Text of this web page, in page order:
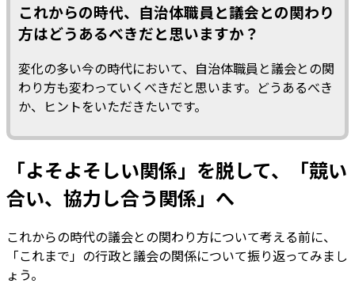
これからの時代、自治体職員と議会との関わり
方はどうあるべきだと思いますか？
変化の多い今の時代において、自治体職員と議会との関
わり方も変わっていくべきだと思います。どうあるべき
か、ヒントをいただきたいです。
「よそよそしい関係」を脱して、「競い
合い、協力し合う関係」へ
これからの時代の議会との関わり方について考える前に、
「これまで」の行政と議会の関係について振り返ってみまし
ょう。